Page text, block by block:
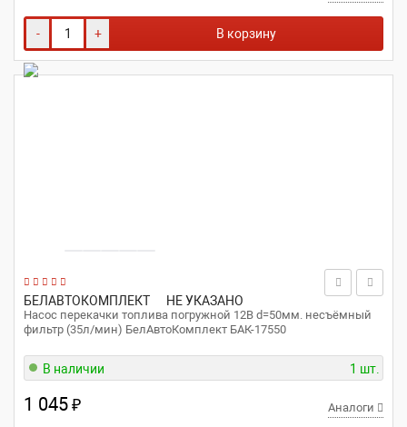
- + В корзину
БЕЛАВТОКОМПЛЕКТ НЕ УКАЗАНО
Насос перекачки топлива погружной 12В d=50мм. несъёмный
фильтр (35л/мин) БелАвтоКомплект БАК-17550
В наличии 1 шт.
1 045₽ Аналоги